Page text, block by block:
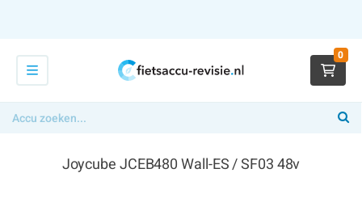
0
Joycube JCEB480 Wall-ES / SF03 48v